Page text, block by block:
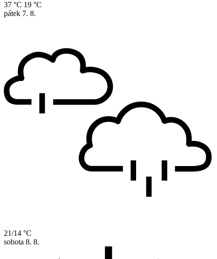
37 °C 19 °C
pátek 7. 8.
21/14 °C
sobota 8. 8.